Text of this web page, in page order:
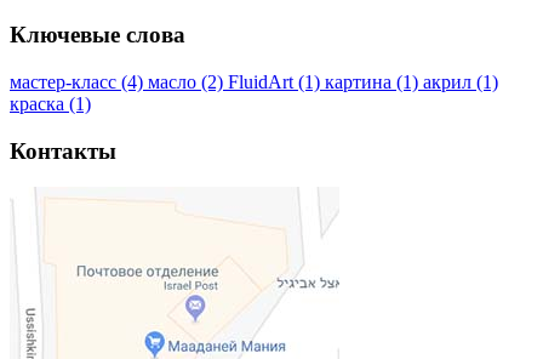
Ключевые слова
мастер-класс (4) масло (2) FluidArt (1) картина (1) акрил (1)
краска (1)
Контакты